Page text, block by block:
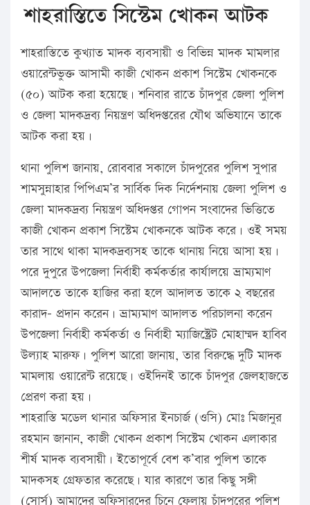
শাহরাস্তিতে সিস্টেম খোকন আটক
শাহরাস্তিতে কুখ্যাত মাদক ব্যবসায়ী ও বিভিন্ন মাদক মামলার
ওয়ারেন্টভুক্ত আসামী কাজী খোকন প্রকাশ সিস্টেম খোকনকে
(৫০) আটক করা হয়েছে। শনিবার রাতে চাঁদপুর জেলা পুলিশ
ও জেলা মাদকদ্রব্য নিয়ন্ত্রণ অধিদপ্তরের যৌথ অভিযানে তাকে
আটক করা হয়।
থানা পুলিশ জানায়, রোববার সকালে চাঁদপুরের পুলিশ সুপার
শামসুন্নাহার পিপিএম’র সার্বিক দিক নির্দেশনায় জেলা পুলিশ ও
জেলা মাদকদ্রব্য নিয়ন্ত্রণ অধিদপ্তর গোপন সংবাদের ভিত্তিতে
কাজী খোকন প্রকাশ সিস্টেম খোকনকে আটক করে। ওই সময়
তার সাথে থাকা মাদকদ্রব্যসহ তাকে থানায় নিয়ে আসা হয়।
পরে দুপুরে উপজেলা নির্বাহী কর্মকর্তার কার্যালয়ে ভ্রাম্যমাণ
আদালতে তাকে হাজির করা হলে আদালত তাকে ২ বছরের
কারাদ- প্রদান করেন। ভ্রাম্যমাণ আদালত পরিচালনা করেন
উপজেলা নির্বাহী কর্মকর্তা ও নির্বাহী ম্যাজিস্ট্রেট মোহাম্মদ হাবিব
উল্যাহ মারুফ। পুলিশ আরো জানায়, তার বিরুদ্ধে দুটি মাদক
মামলায় ওয়ারেন্ট রয়েছে। ওইদিনই তাকে চাঁদপুর জেলহাজতে
প্রেরণ করা হয়।
শাহরাস্তি মডেল থানার অফিসার ইনচার্জ (ওসি) মোঃ মিজানুর
রহমান জানান, কাজী খোকন প্রকাশ সিস্টেম খোকন এলাকার
শীর্ষ মাদক ব্যবসায়ী। ইতোপূর্বে বেশ ক’বার পুলিশ তাকে
মাদকসহ গ্রেফতার করেছে। যার কারণে তার কিছু সঙ্গী
(সোর্স) আমাদের অফিসারদের চিনে ফেলায় চাঁদপুরের পুলিশ